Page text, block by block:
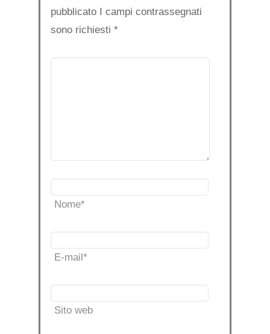
pubblicato I campi contrassegnati
sono richiesti *
Nome*
E-mail*
Sito web